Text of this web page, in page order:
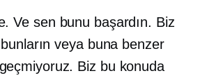
Ve sen bunu başardın. Biz
bunların veya buna benzer
Biz bu konuda